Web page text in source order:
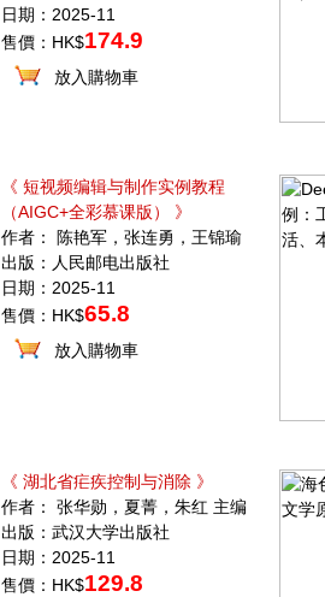
日期：2025-11
售價：HK$174.9
放入購物車
《 短视频编辑与制作实例教程
（AIGC+全彩慕课版） 》
作者： 陈艳军，张连勇，王锦瑜
出版：人民邮电出版社
日期：2025-11
售價：HK$65.8
放入購物車
《 湖北省疟疾控制与消除 》
作者： 张华勋，夏菁，朱红 主编
出版：武汉大学出版社
日期：2025-11
售價：HK$129.8